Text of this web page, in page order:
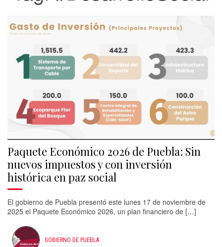
Paquete Económico 2026 de Puebla: Sin
nuevos impuestos y con inversión
histórica en paz social
El gobierno de Puebla presentó este lunes 17 de noviembre de
2025 el Paquete Económico 2026, un plan financiero de […]
GOBIERNO DE PUEBLA